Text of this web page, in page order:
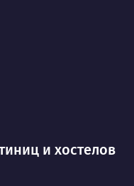
и хостелов